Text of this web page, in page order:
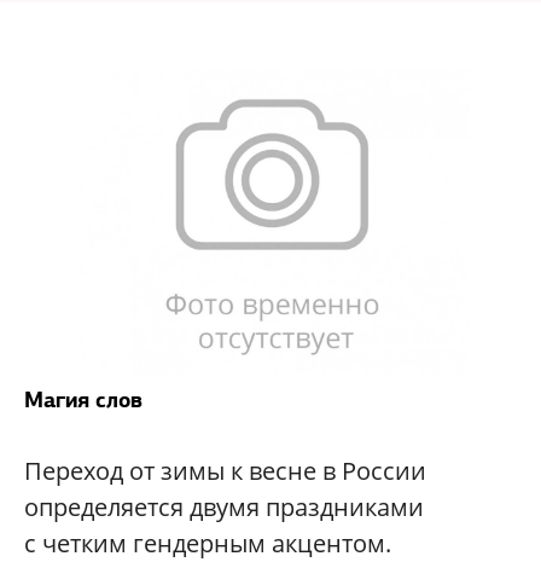
Магия слов
Переход от зимы к весне в России
определяется двумя праздниками
с четким гендерным акцентом.